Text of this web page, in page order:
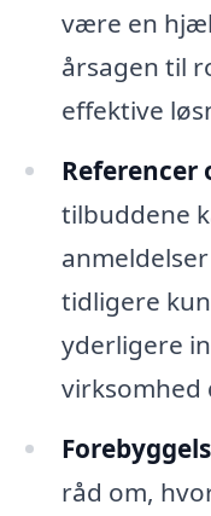
være en
årsagen til
effektive
Referencer
tilbuddene
tidligere
yderligere
virksomhed
råd om,